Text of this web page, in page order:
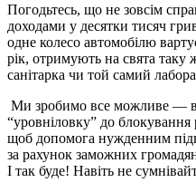
Погодьтесь, що не зовсім
доходами у десятки тисяч
одне колесо автомобілю
рік, отримують на свята таку
санітарка чи той самий
Ми зробимо все можливе —
“уровніловку” до блокування
щоб допомога нужденним
за рахунок заможних
І так буде! Навіть не